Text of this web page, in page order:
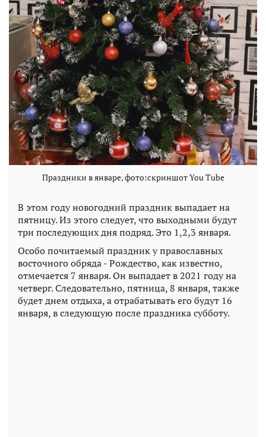
Праздники в январе, фото:скриншот You Tube
В этом году новогодний праздник выпадает на
пятницу. Из этого следует, что выходными будут
три последующих дня подряд. Это 1,2,3 января.
Особо почитаемый праздник у православных
восточного обряда - Рождество, как известно,
отмечается 7 января. Он выпадает в 2021 году на
четверг. Следовательно, пятница, 8 января, также
будет днем отдыха, а отрабатывать его будут 16
января, в следующую после праздника субботу.